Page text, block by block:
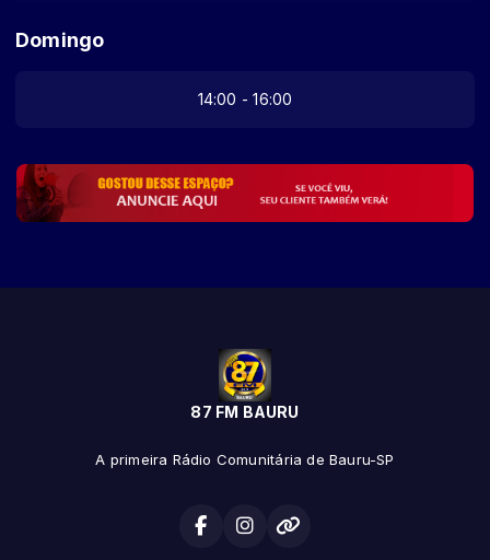
Domingo
14:00 - 16:00
87 FM BAURU
A primeira Rádio Comunitária de Bauru-SP